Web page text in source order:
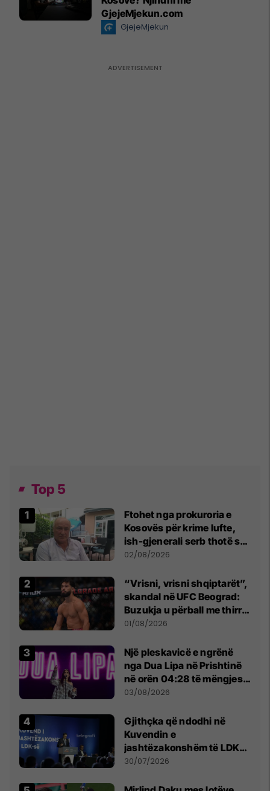
GjejeMjekun.com
GjejeMjekun
Top 5
Ftohet nga prokuroria e
Kosovës për krime lufte,
ish-gjenerali serb thotë se
dikush e tradhtoi në
02/08/2026
“Vrisni, vrisni shqiptarët”,
skandal në UFC Beograd:
Buzukja u përball me thirrje
anti-shqiptare nga
01/08/2026
Një pleskavicë e ngrënë
nga Dua Lipa në Prishtinë
në orën 04:28 të mëngjesit
- dhe bota digjitale serbe
03/08/2026
Gjithçka që ndodhi në
Kuvendin e
jashtëzakonshëm të LDK-
së
30/07/2026